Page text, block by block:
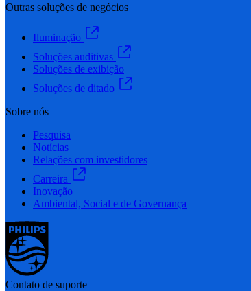
Outras soluções de negócios
Iluminação
Soluções auditivas
Soluções de exibição
Soluções de ditado
Sobre nós
Pesquisa
Notícias
Relações com investidores
Carreira
Inovação
Ambiental, Social e de Governança
Contato de suporte